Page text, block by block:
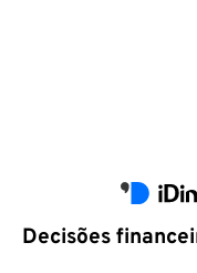
Decisões